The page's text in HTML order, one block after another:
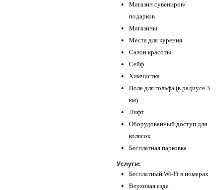
Магазин сувениров/
подарков
Магазины
Места для курения
Салон красоты
Сейф
Химчистка
Поле для гольфа (в радиусе 3
км)
Лифт
Оборудованный доступ для
колясок
Бесплатная парковка
Услуги:
Бесплатный Wi-Fi в номерах
Верховая езда